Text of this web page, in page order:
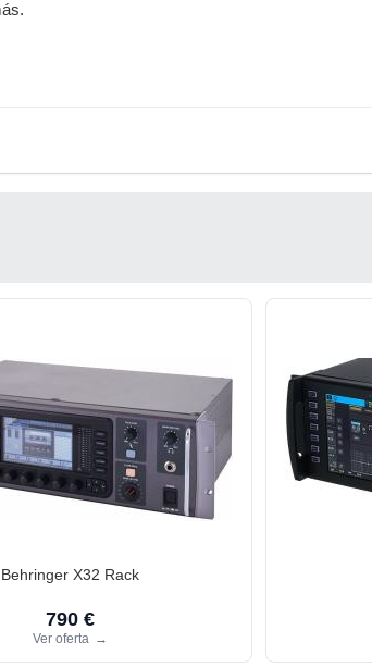
Behringer X32 Rack
790 €
Ver oferta →